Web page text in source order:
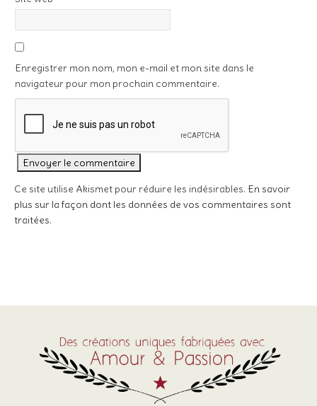
Enregistrer mon nom, mon e-mail et mon site dans le
navigateur pour mon prochain commentaire.
Ce site utilise Akismet pour réduire les indésirables. En savoir
plus sur la façon dont les données de vos commentaires sont
traitées.